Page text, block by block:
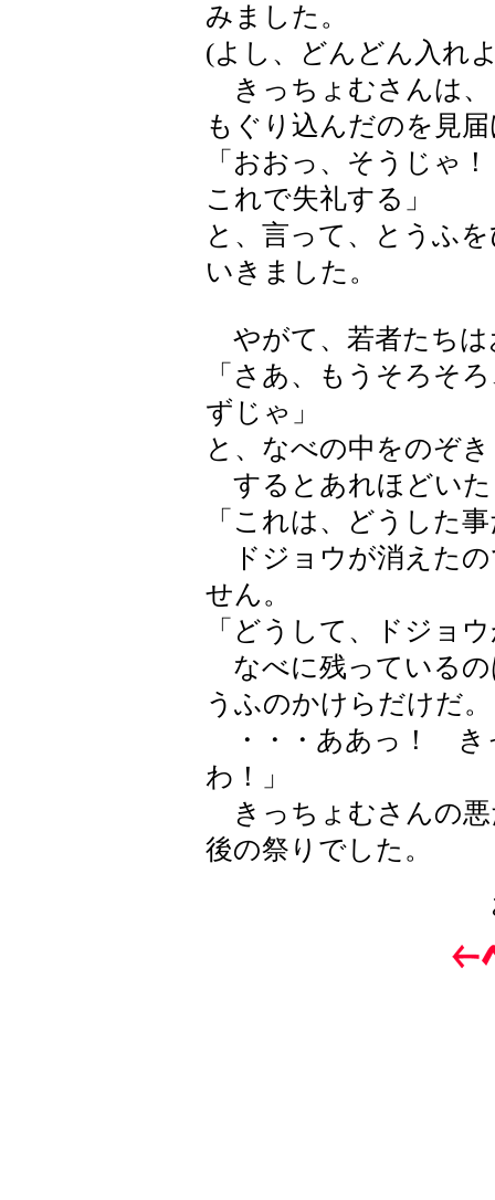
みました。
(よし、どんどん入れ
きっちょむさんは、
もぐり込んだのを見
「おおっ、そうじゃ
これで失礼する」
と、言って、とうふ
いきました。
やがて、若者たちは
「さあ、もうそろそ
ずじゃ」
と、なべの中をのぞ
するとあれほどいた
「これは、どうした
ドジョウが消えたの
せん。
「どうして、ドジョ
なべに残っているの
うふのかけらだけだ。
・・・ああっ！ き
わ！」
きっちょむさんの悪
後の祭りでした。